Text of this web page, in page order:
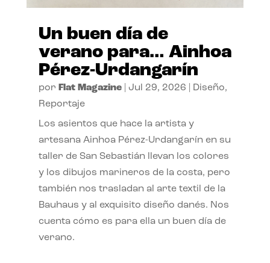
Un buen día de
verano para… Ainhoa
Pérez-Urdangarín
por Flat Magazine| Jul 29, 2026 Diseño,
Reportaje
Los asientos que hace la artista y
artesana Ainhoa Pérez-Urdangarín en su
taller de San Sebastián llevan los colores
y los dibujos marineros de la costa, pero
también nos trasladan al arte textil de la
Bauhaus y al exquisito diseño danés. Nos
cuenta cómo es para ella un buen día de
verano.